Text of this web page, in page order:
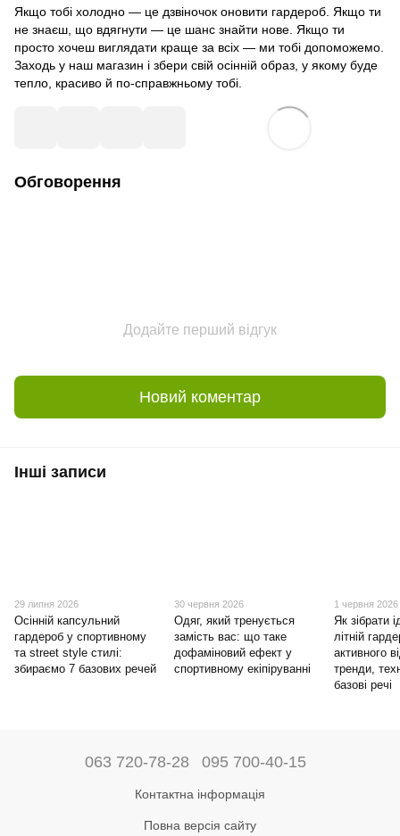
Якщо тобі холодно — це дзвіночок оновити гардероб. Якщо ти
не знаєш, що вдягнути — це шанс знайти нове. Якщо ти
просто хочеш виглядати краще за всіх — ми тобі допоможемо.
Заходь у наш магазин і збери свій осінній образ, у якому буде
тепло, красиво й по-справжньому тобі.
Обговорення
Додайте перший відгук
Новий коментар
Інші записи
29 липня 2026
Осінній капсульний
гардероб у спортивному
та street style стилі:
збираємо 7 базових речей
30 червня 2026
Одяг, який тренується
замість вас: що таке
дофаміновий ефект у
спортивному екіпіруванні
1 червня 2026
Як зібрати
літній
активного
тренди,
базові речі
063 720-78-28 095 700-40-15
Контактна інформація
Повна версія сайту